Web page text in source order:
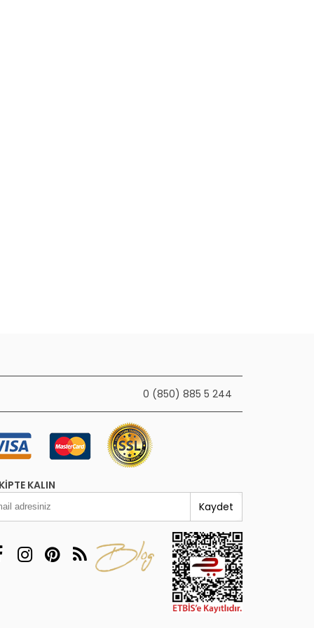
0 (850) 885 5 244
KALIN
Kaydet